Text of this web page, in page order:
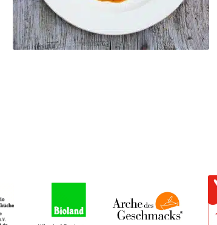
Lieferzeit:
Nach Zahlungseingang per Email.
Ticket buchen